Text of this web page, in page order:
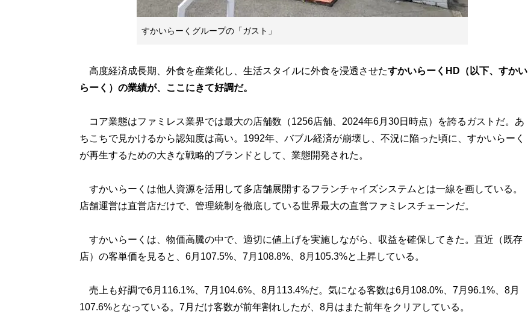
すかいらーくグループの「ガスト」
高度経済成長期、外食を産業化し、生活スタイルに外食を浸透させたすかいらーくHD（以下、すかい
らーく）の業績が、ここにきて好調だ。
コア業態はファミレス業界では最大の店舗数（1256店舗、2024年6月30日時点）を誇るガストだ。あ
ちこちで見かけるから認知度は高い。1992年、バブル経済が崩壊し、不況に陥った頃に、すかいらーく
が再生するための大きな戦略的ブランドとして、業態開発された。
すかいらーくは他人資源を活用して多店舗展開するフランチャイズシステムとは一線を画している。
店舗運営は直営店だけで、管理統制を徹底している世界最大の直営ファミレスチェーンだ。
すかいらーくは、物価高騰の中で、適切に値上げを実施しながら、収益を確保してきた。直近（既存
店）の客単価を見ると、6月107.5%、7月108.8%、8月105.3%と上昇している。
売上も好調で6月116.1%、7月104.6%、8月113.4%だ。気になる客数は6月108.0%、7月96.1%、8月
107.6%となっている。7月だけ客数が前年割れしたが、8月はまた前年をクリアしている。